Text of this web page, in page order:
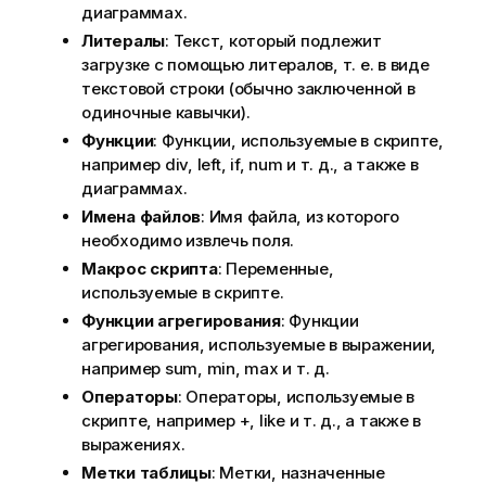
диаграммах.
Литералы: Текст, который подлежит
загрузке с помощью литералов, т. е. в виде
текстовой строки (обычно заключенной в
одиночные кавычки).
Функции: Функции, используемые в скрипте,
например div, left, if, num и т. д., а также в
диаграммах.
Имена файлов: Имя файла, из которого
необходимо извлечь поля.
Макрос скрипта: Переменные,
используемые в скрипте.
Функции агрегирования: Функции
агрегирования, используемые в выражении,
например sum min max и т. д.
Операторы: Операторы, используемые в
скрипте, например +, likeи т. д., а также в
выражениях.
Метки таблицы: Метки, назначенные